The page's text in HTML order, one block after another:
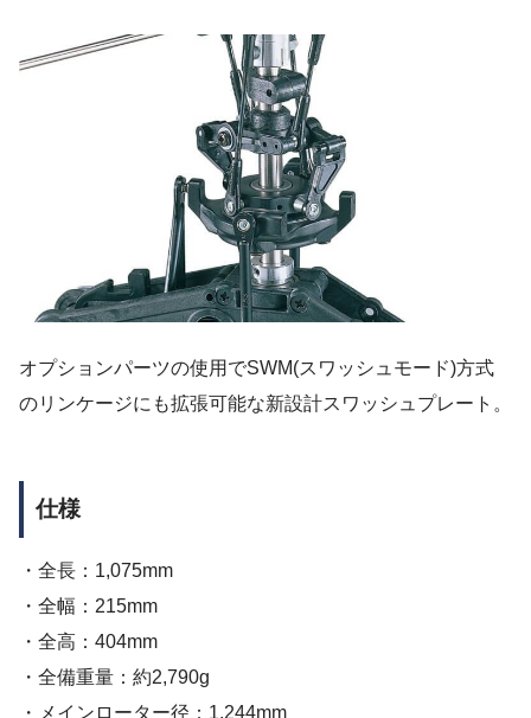
オプションパーツの使用でSWM(スワッシュモード)方式
のリンケージにも拡張可能な新設計スワッシュプレート。
仕様
・全長：1,075mm
・全幅：215mm
・全高：404mm
・全備重量：約2,790g
・メインローター径：1,244mm